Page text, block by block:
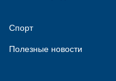
Спорт
Полезные новости